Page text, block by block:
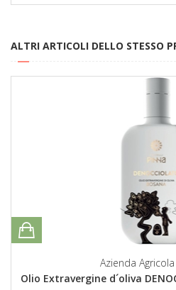
ALTRI ARTICOLI DELLO STESSO
Azienda Agricola
Olio Extravergine d´oliva